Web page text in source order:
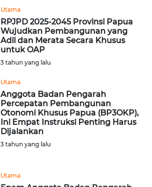
Utama
RPJPD 2025-2045 Provinsi Papua
Wujudkan Pembangunan yang
Adil dan Merata Secara Khusus
untuk OAP
3 tahun yang lalu
Utama
Anggota Badan Pengarah
Percepatan Pembangunan
Otonomi Khusus Papua (BP3OKP),
Ini Empat Instruksi Penting Harus
Dijalankan
3 tahun yang lalu
Utama